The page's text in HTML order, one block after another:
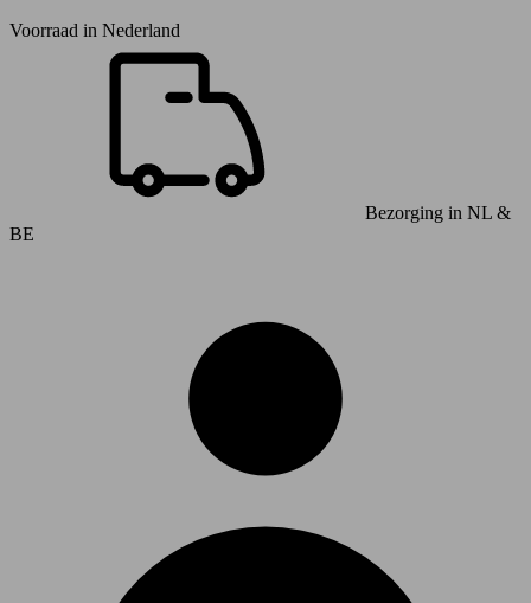
Voorraad in Nederland
Bezorging in NL &
BE